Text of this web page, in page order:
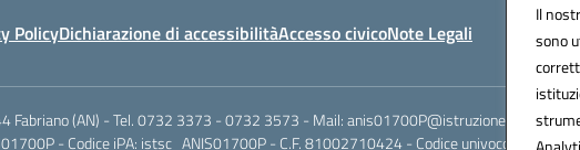
Il
sono
PolicyDichiarazione di accessibilitàAccesso civicoNote Legali
Fabriano (AN) - Tel. 0732 3373 - 0732 3573 - Mail: anis01700P@istruzione.it - PEC:
- Codice iPA: istsc_ANIS01700P - C.F. 81002710424 - Codice univoco